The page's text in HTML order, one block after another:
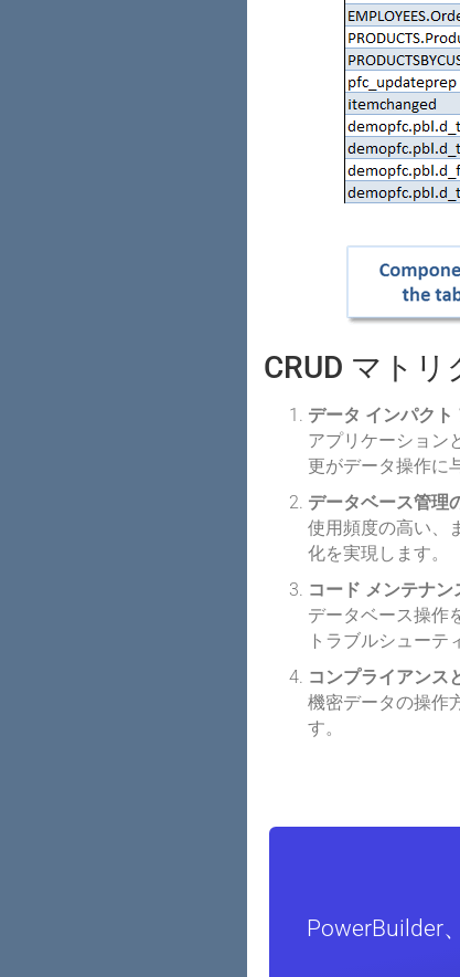
CRUD マト
データ インパクト
アプリケーション
更がデータ操作に
データベース管理
使用頻度の高い、
化を実現します。
コード メンテナン
データベース操作
トラブルシューテ
コンプライアンス
機密データの操作
す。
PowerBuilder